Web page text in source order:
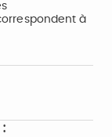
à